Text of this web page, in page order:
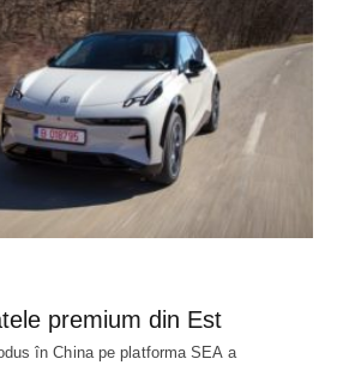
premium din Est
în China pe platforma SEA a